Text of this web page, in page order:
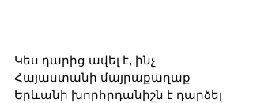
Կես դարից ավել է, ինչ
Հայաստանի մայրաքաղաք
Երևանի խորհրդանիշն է դարձել